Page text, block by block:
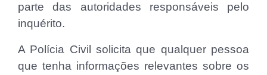
parte das autoridades responsáveis pelo
inquérito.
A Polícia Civil solicita que qualquer pessoa
que tenha informações relevantes sobre os